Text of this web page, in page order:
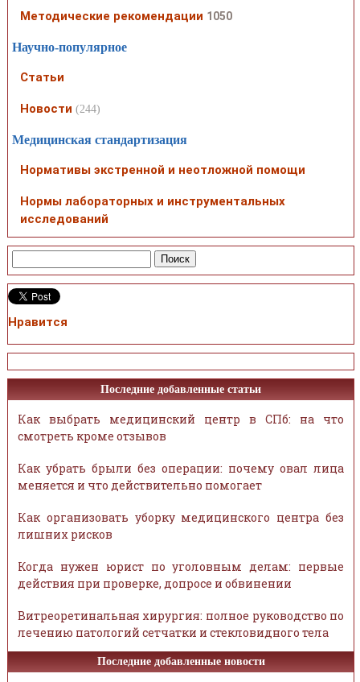
Методические рекомендации 1050
Научно-популярное
Статьи
Новости (244)
Медицинская стандартизация
Нормативы экстренной и неотложной помощи
Нормы лабораторных и инструментальных
исследований
Нравится
Последние добавленные статьи
Как выбрать медицинский центр в СПб: на что
смотреть кроме отзывов
Как убрать брыли без операции: почему овал лица
меняется и что действительно помогает
Как организовать уборку медицинского центра без
лишних рисков
Когда нужен юрист по уголовным делам: первые
действия при проверке, допросе и обвинении
Витреоретинальная хирургия: полное руководство по
лечению патологий сетчатки и стекловидного тела
Последние добавленные новости